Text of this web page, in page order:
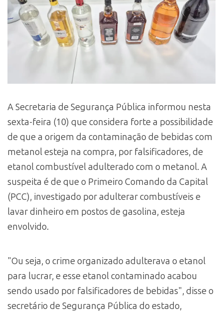
A Secretaria de Segurança Pública informou nesta
sexta-feira (10) que considera forte a possibilidade
de que a origem da contaminação de bebidas com
metanol esteja na compra, por falsificadores, de
etanol combustível adulterado com o metanol. A
suspeita é de que o Primeiro Comando da Capital
(PCC), investigado por adulterar combustíveis e
lavar dinheiro em postos de gasolina, esteja
envolvido.
"Ou seja, o crime organizado adulterava o etanol
para lucrar, e esse etanol contaminado acabou
sendo usado por falsificadores de bebidas", disse o
secretário de Segurança Pública do estado,